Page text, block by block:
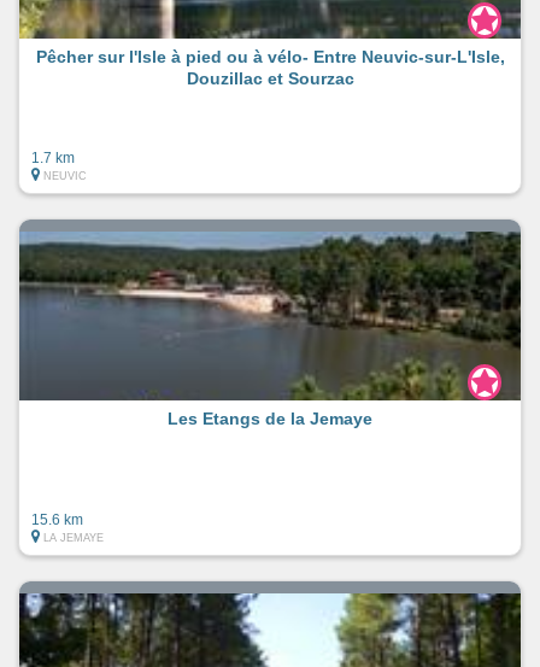
Pêcher sur l'Isle à pied ou à vélo- Entre Neuvic-sur-L'Isle,
Douzillac et Sourzac
1.7 km
NEUVIC
Les Etangs de la Jemaye
15.6 km
LA JEMAYE